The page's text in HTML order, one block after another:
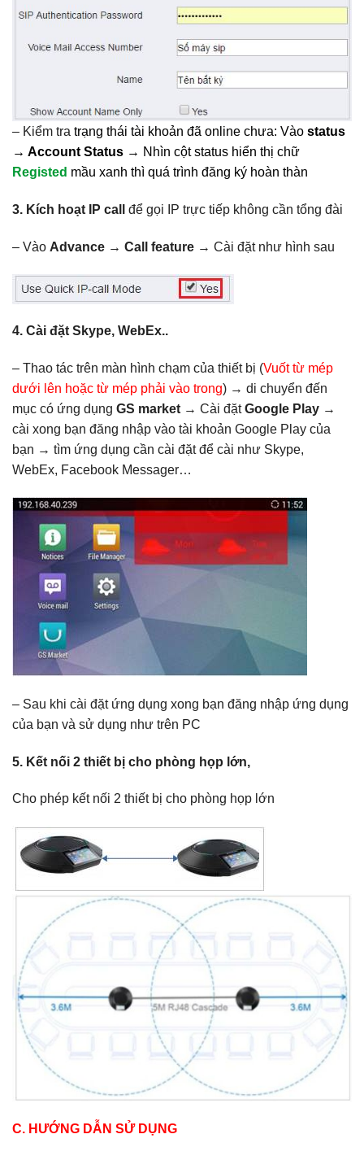
– Kiểm tra trạng thái tài khoản đã online chưa: Vào status
→ Account Status → Nhìn cột status hiển thị chữ
Registed mầu xanh thì quá trình đăng ký hoàn thàn
3. Kích hoạt IP call để gọi IP trực tiếp không cần tổng đài
– Vào Advance → Call feature → Cài đặt như hình sau
4. Cài đặt Skype, WebEx..
– Thao tác trên màn hình chạm của thiết bị (Vuốt từ mép
dưới lên hoặc từ mép phải vào trong) → di chuyển đến
mục có ứng dụng GS market → Cài đặtGoogle Play →
cài xong bạn đăng nhập vào tài khoản Google Play của
bạn → tìm ứng dụng cần cài đặt để cài như Skype,
WebEx, Facebook Messager…
– Sau khi cài đặt ứng dụng xong bạn đăng nhập ứng dụng
của bạn và sử dụng như trên PC
5. Kết nối 2 thiết bị cho phòng họp lớn,
Cho phép kết nối 2 thiết bị cho phòng họp lớn
C. HƯỚNG DẪN SỬ DỤNG